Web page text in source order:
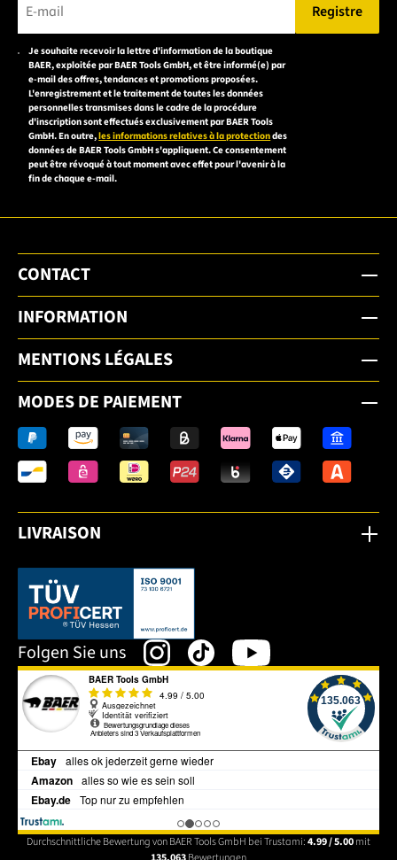
Veuillez saisir une adresse e-mail valide.
Registre
Je souhaite recevoir la lettre d'information de la boutique
BAER, exploitée par BAER Tools GmbH, et être informé(e) par
e-mail des offres, tendances et promotions proposées.
L'enregistrement et le traitement de toutes les données
personnelles transmises dans le cadre de la procédure
d'inscription sont effectués exclusivement par BAER Tools
GmbH. En outre,les informations relatives à la protectiondes
données de BAER Tools GmbH s'appliquent. Ce consentement
peut être révoqué à tout moment avec effet pour l'avenir à la
fin de chaque e-mail.
CONTACT
INFORMATION
MENTIONS LÉGALES
MODES DE PAIEMENT
LIVRAISON
Dieser Link öffnet sich in einem neuen Tab.
Folgen Sie uns
Durchschnittliche Bewertung von BAER Tools GmbH bei Trustami:4.99 / 5.00mit